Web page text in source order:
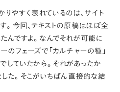
りやすく表れているのは、サイト
。今回、テキストの原稿はほぼ全
んですよ。なんでそれが可能に
のフェーズで「カルチャーの種」
していたから。それがあったか
した。そこがいちばん直接的な結